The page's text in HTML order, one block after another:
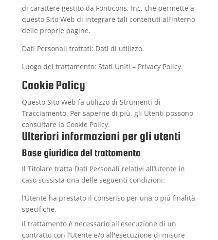
di carattere gestito da Fonticons, Inc. che permette a
questo Sito Web di integrare tali contenuti all’interno
delle proprie pagine.
Dati Personali trattati: Dati di utilizzo.
Luogo del trattamento: Stati Uniti – Privacy Policy.
Cookie Policy
Questo Sito Web fa utilizzo di Strumenti di
Tracciamento. Per saperne di più, gli Utenti possono
consultare la Cookie Policy.
Ulteriori informazioni per gli utenti
Base giuridica del trattamento
Il Titolare tratta Dati Personali relativi all’Utente in
caso sussista una delle seguenti condizioni:
l’Utente ha prestato il consenso per una o più finalità
specifiche.
il trattamento è necessario all'esecuzione di un
contratto con l’Utente e/o all'esecuzione di misure